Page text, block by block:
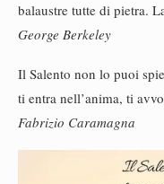
balaustre tutte di pietra.
George Berkeley
Il Salento non lo puoi
ti entra nell’anima, ti
Fabrizio Caramagna